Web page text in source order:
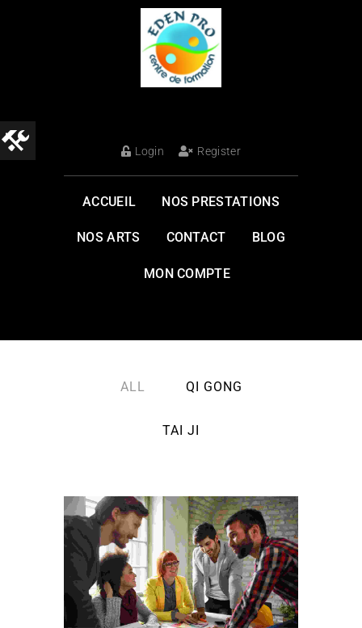
Login Register
ACCUEIL NOS PRESTATIONS
NOS ARTS CONTACT BLOG
MON COMPTE
ALL QI GONG
TAI JI